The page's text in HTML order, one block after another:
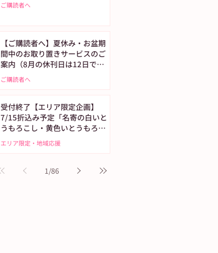
ご購読者へ
【ご購読者へ】夏休み・お盆期
間中のお取り置きサービスのご
案内（8月の休刊日は12日で
す）
ご購読者へ
受付終了【エリア限定企画】
7/15折込み予定「名寄の白いと
うもろこし・黄色いとうもろこ
し恵味（めぐみ）」
エリア限定・地域応援
1/86